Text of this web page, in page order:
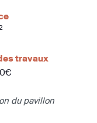
travaux
du pavillon